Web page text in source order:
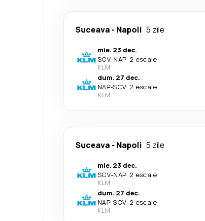
Suceava- Napoli 5 zile
mie. 23 dec.
SCV-NAP· 2 escale
KLM
dum. 27 dec.
NAP-SCV· 2 escale
KLM
Suceava- Napoli 5 zile
mie. 23 dec.
SCV-NAP· 2 escale
KLM
dum. 27 dec.
NAP-SCV· 2 escale
KLM